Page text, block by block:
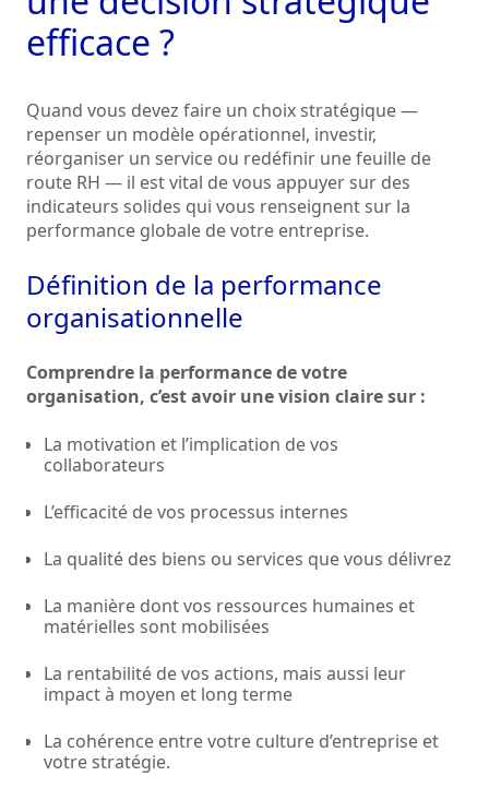
efficace ?
Quand vous devez faire un choix stratégique —
repenser un modèle opérationnel, investir,
réorganiser un service ou redéfinir une feuille de
route RH — il est vital de vous appuyer sur des
indicateurs solides qui vous renseignent sur la
performance globale de votre entreprise.
Définition de la performance
organisationnelle
Comprendre la performance de votre
organisation, c’est avoir une vision claire sur :
La motivation et l’implication de vos
collaborateurs
L’efficacité de vos processus internes
La qualité des biens ou services que vous délivrez
La manière dont vos ressources humaines et
matérielles sont mobilisées
La rentabilité de vos actions, mais aussi leur
impact à moyen et long terme
La cohérence entre votre culture d’entreprise et
votre stratégie.